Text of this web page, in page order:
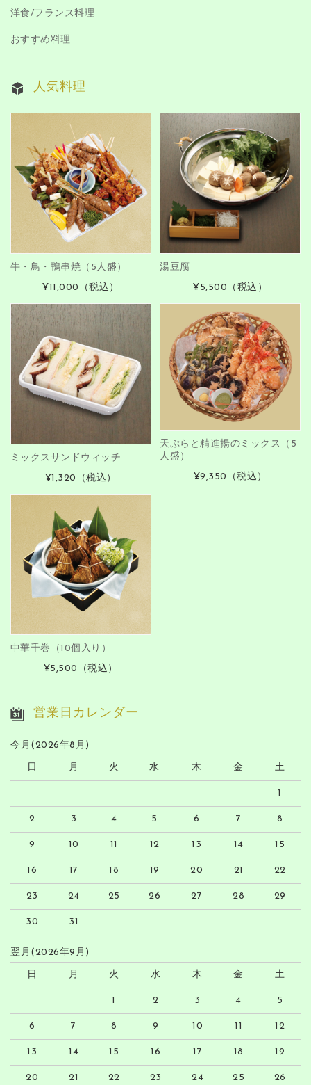
洋食/フランス料理
おすすめ料理
人気料理
牛・鳥・鴨串焼（5人盛）
¥11,000
（税込）
湯豆腐
¥5,500 （税込）
ミックスサンドウィッチ
¥1,320
（税込）
天ぷらと精進揚のミックス（5
人盛）
¥9,350
（税込）
中華千巻（10個入り）
¥5,500
（税込）
営業日カレンダー
今月(2026年8月)
日 月 火 水 木 金 土
1
2 3 4 5 6 7 8
9 10 11 12 13 14 15
16 17 18 19 20 21 22
23 24 25 26 27 28 29
30 31
翌月(2026年9月)
日 月 火 水 木 金 土
1 2 3 4 5
6 7 8 9 10 11 12
13 14 15 16 17 18 19
20 21 22 23 24 25 26